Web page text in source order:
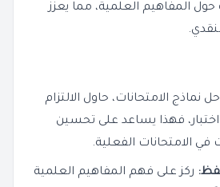
المفاهيم العلمية، مما يعزز
نماذج الامتحانات، حاول الالتزام
فهذا يساعد على تحسين
في الامتحانات الفعلية.
ركز على فهم المفاهيم العلمية